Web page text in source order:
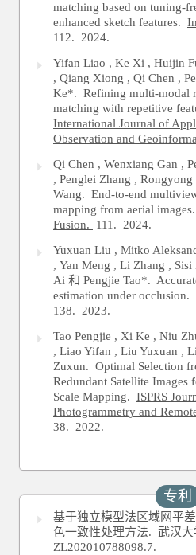
matching based on tuning-
enhanced sketch features.
112. 2024.
Yifan Liao , Ke Xi , Huijin
, Qiang Xiong , Qi Chen ,
Ke*. Refining multi-modal
matching with repetitive
International Journal of
Observation and
Qi Chen , Wenxiang Gan ,
, Penglei Zhang ,
Wang. End-to-end
mapping from aerial images.
Fusion.
111. 2024.
Yuxuan Liu , Mitko
, Yan Meng , Li Zhang ,
Ai 和 Pengjie Tao*.
estimation under occlusion.
138. 2023.
Tao Pengjie , Xi Ke , Niu
, Liao Yifan , Liu Yuxuan ,
Zuxun. Optimal Selection
Redundant Satellite Images
Scale Mapping. ISPRS
Photogrammetry and
38. 2022.
专利
基于独立模型法区域网平
色一致性处理方法. 武汉大
ZL202010788098.7.